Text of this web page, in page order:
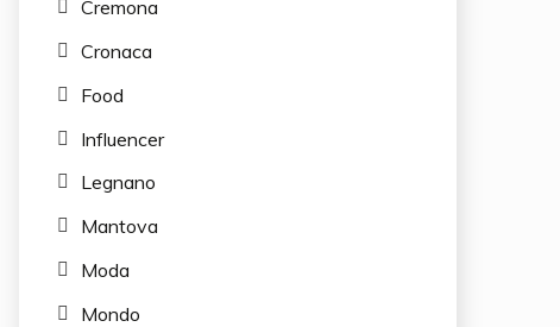
Cremona
Cronaca
Food
Influencer
Legnano
Mantova
Moda
Mondo